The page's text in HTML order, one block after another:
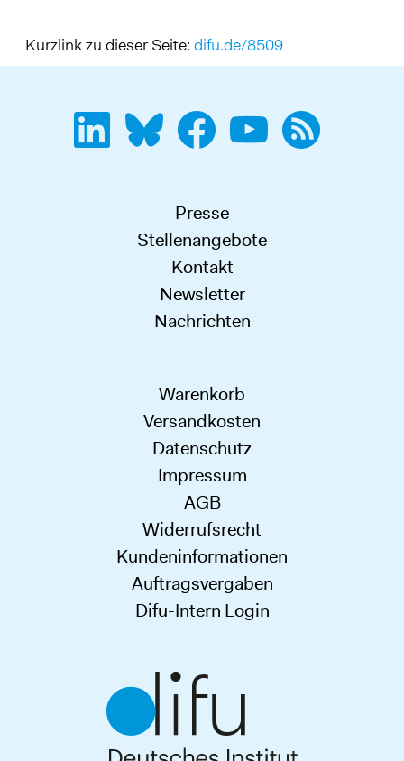
Kurzlink zu dieser Seite: difu.de/8509
Presse
Stellenangebote
Kontakt
Newsletter
Nachrichten
Warenkorb
Versandkosten
Datenschutz
Impressum
AGB
Widerrufsrecht
Kundeninformationen
Auftragsvergaben
Difu-Intern Login